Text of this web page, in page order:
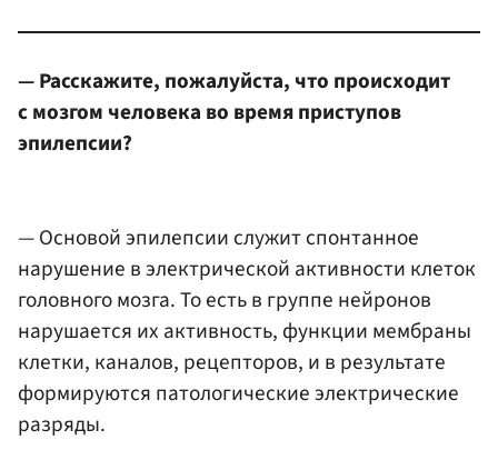
— Расскажите, пожалуйста, что происходит
с мозгом человека во время приступов
эпилепсии?
— Основой эпилепсии служит спонтанное
нарушение в электрической активности клеток
головного мозга. То есть в группе нейронов
нарушается их активность, функции мембраны
клетки, каналов, рецепторов, и в результате
формируются патологические электрические
разряды.